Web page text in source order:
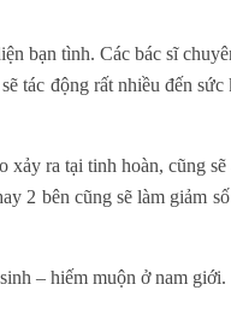
bạn tình. Các bác sĩ
tác động rất nhiều đến sức
ra tại tinh hoàn, cũng
2 bên cũng sẽ làm giảm
– hiếm muộn ở nam giới.